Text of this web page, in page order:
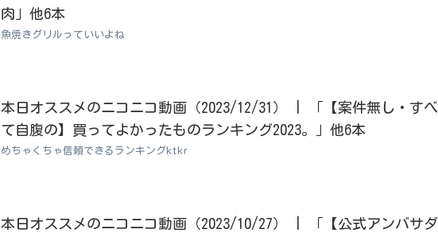
肉」他6本
魚焼きグリルっていいよね
本日オススメのニコニコ動画（2023/12/31） | 「【案件無し・すべ
て自腹の】買ってよかったものランキング2023。」他6本
めちゃくちゃ信頼できるランキングktkr
本日オススメのニコニコ動画（2023/10/27） | 「【公式アンバサダ